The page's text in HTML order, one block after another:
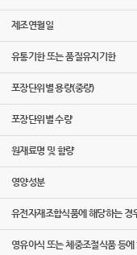
제조연월일
유통기한 또는 품질유지기한
포장단위별 용량(중량)
포장단위별 수량
원재료명 및 함량
영양성분
유전자재조합식품에 해당하는 경
영유아식 또는 체중조절식품 등